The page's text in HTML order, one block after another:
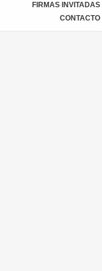
FIRMAS INVITADAS
CONTACTO